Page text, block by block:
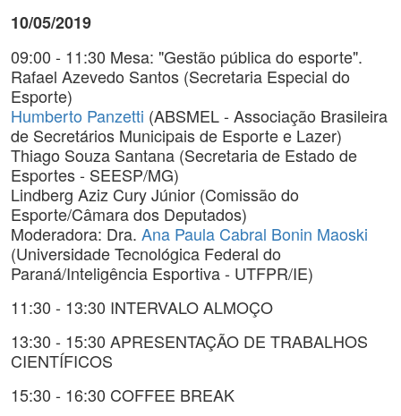
10/05/2019
09:00 - 11:30 Mesa: "Gestão pública do esporte".
Rafael Azevedo Santos (Secretaria Especial do
Esporte)
Humberto Panzetti (ABSMEL - Associação Brasileira
de Secretários Municipais de Esporte e Lazer)
Thiago Souza Santana (Secretaria de Estado de
Esportes - SEESP/MG)
Lindberg Aziz Cury Júnior (Comissão do
Esporte/Câmara dos Deputados)
Moderadora: Dra. Ana Paula Cabral Bonin Maoski
(Universidade Tecnológica Federal do
Paraná/Inteligência Esportiva - UTFPR/IE)
11:30 - 13:30 INTERVALO ALMOÇO
13:30 - 15:30 APRESENTAÇÃO DE TRABALHOS
CIENTÍFICOS
15:30 - 16:30 COFFEE BREAK